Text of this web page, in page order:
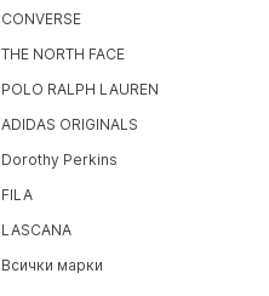
CONVERSE
THE NORTH FACE
POLO RALPH LAUREN
ADIDAS ORIGINALS
Dorothy Perkins
FILA
LASCANA
Всички марки